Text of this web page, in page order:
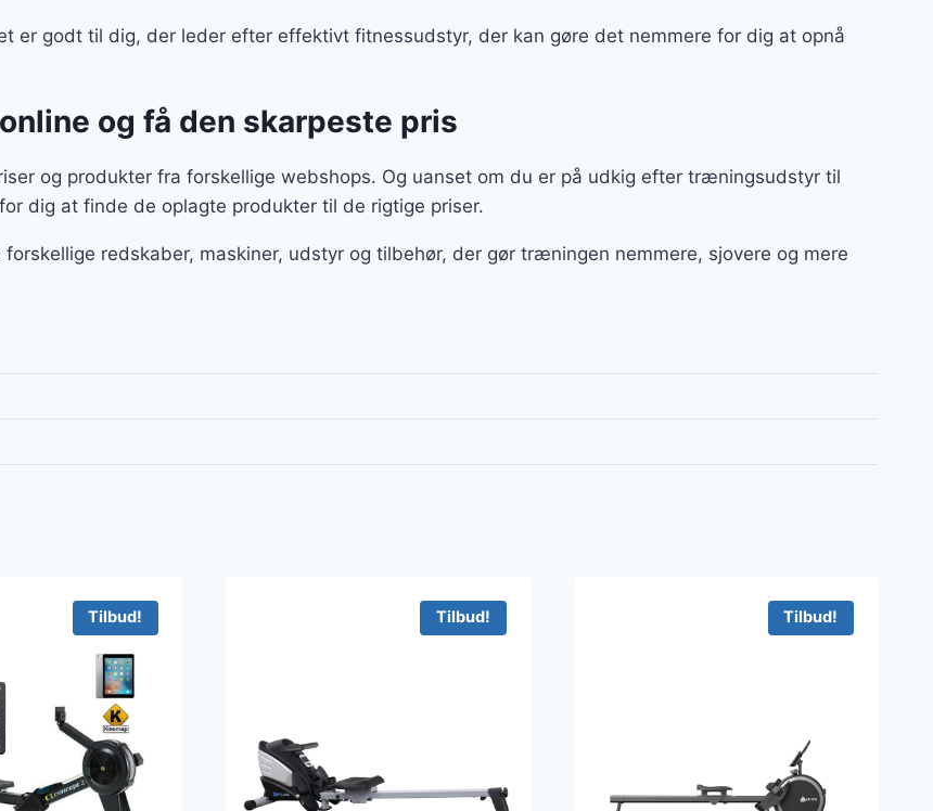
er godt til dig, der leder efter effektivt fitnessudstyr, der kan gøre det nemmere for dig at opnå
og få den skarpeste pris
og produkter fra forskellige webshops. Og uanset om du er på udkig efter træningsudstyr til
dig at finde de oplagte produkter til de rigtige priser.
redskaber, maskiner, udstyr og tilbehør, der gør træningen nemmere, sjovere og mere
Tilbud! Tilbud! Tilbud!